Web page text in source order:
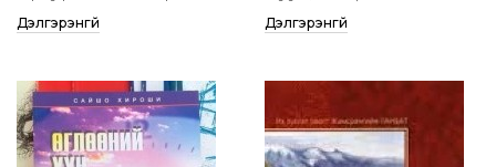
Дэлгэрэнгүй Дэлгэрэнгүй